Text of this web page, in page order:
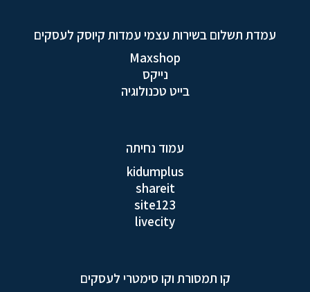
עמדת תשלום בשירות עצמי עמדות קיוסק לעסקים
Maxshop
נייקס
בייט טכנולוגיה
עמוד נחיתה
kidumplus
shareit
site123
livecity
קו תמסורת וקו סימטרי לעסקים